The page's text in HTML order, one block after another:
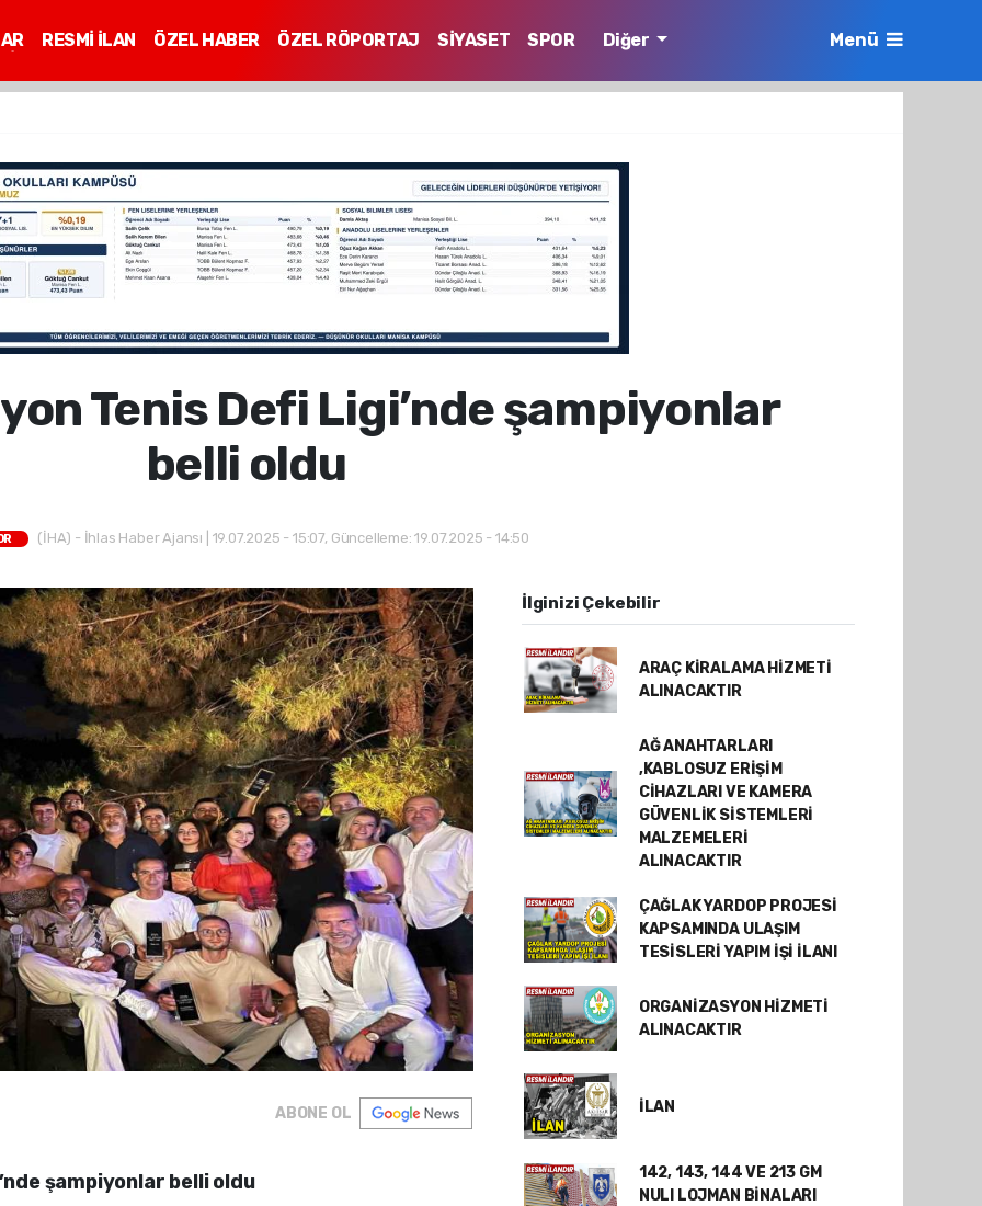
RESMİ İLAN ÖZEL HABER ÖZEL RÖPORTAJ SİYASET
SPOR
Diğer Menü
Tenis Defi Ligi’nde şampiyonlar
belli oldu
(İHA) - İhlas Haber Ajansı | 19.07.2025 - 15:07, Güncelleme: 19.07.2025 - 14:50
ABONE OL
şampiyonlar belli oldu
İlginizi Çekebilir
ARAÇ KİRALAMA HİZMETİ
ALINACAKTIR
AĞ ANAHTARLARI
,KABLOSUZ ERİŞİM
CİHAZLARI VE KAMERA
GÜVENLİK SİSTEMLERİ
MALZEMELERİ
ALINACAKTIR
ÇAĞLAK YARDOP PROJESİ
KAPSAMINDA ULAŞIM
TESİSLERİ YAPIM İŞİ İLANI
ORGANİZASYON HİZMETİ
ALINACAKTIR
İLAN
142, 143, 144 VE 213 GM
NULI LOJMAN BİNALARI